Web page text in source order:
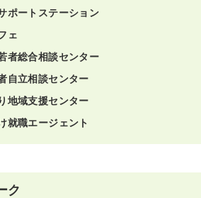
ポートステーション
ェ
者総合相談センター
自立相談センター
地域支援センター
就職エージェント
ク